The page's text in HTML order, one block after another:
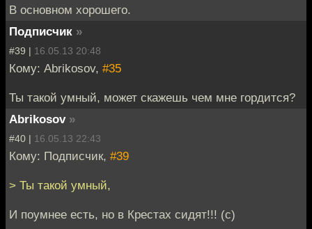
В основном хорошего.
Подписчик »
#39 | 16.05.13 20:48
Кому: Abrikosov, #35
Ты такой умный, может скажешь чем мне гордится?
Abrikosov »
#40 | 16.05.13 22:43
Кому: Подписчик, #39
> Ты такой умный,
И поумнее есть, но в Крестах сидят!!! (с)